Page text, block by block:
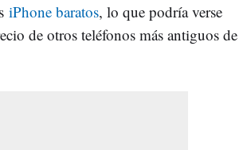
iPhone baratos, lo que podría verse
de otros teléfonos más antiguos de